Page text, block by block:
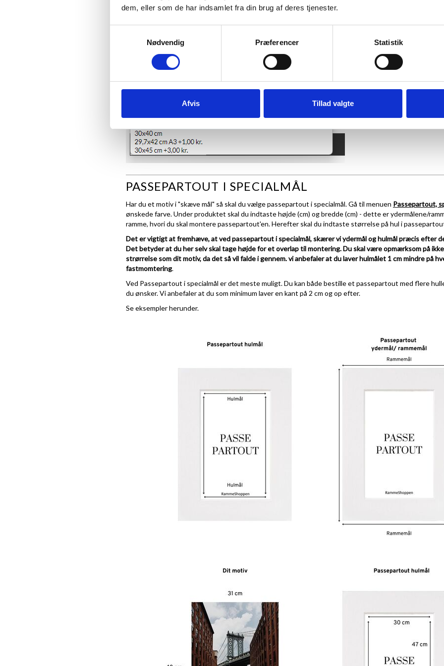
dem, eller som de har indsamlet fra din brug af deres tjenester.
Nødvendig
Præferencer Statistik
Afvis Tillad valgte
plakat faktisk være 20x28,7 cm.
PASSEPARTOUT I SPECIALMÅL
Har du et motiv i "skæve mål" så skal du vælge passepartout i specialmål. Gå til menuen Passepartout,
ønskede farve. Under produktet skal du indtaste højde (cm) og bredde (cm) - dette er ydermålene/
ramme, hvori du skal montere passepartout'en. Herefter skal du indtaste størrelse på hul i
Det er vigtigt at fremhæve, at ved passepartout i specialmål, skærer vi ydermål og hulmål præcis efter
Det betyder at du her selv skal tage højde for et overlap til montering. Du skal være opmærksom på
strørrelse som dit motiv, da det så vil falde i gennem. vi anbefaler at du laver hulmålet 1 cm mindre på
fastmomtering.
Ved Passepartout i specialmål er det meste muligt. Du kan både bestille et passepartout med flere
du ønsker. Vi anbefaler at du som minimum laver en kant på 2 cm og op efter.
Se eksempler herunder.